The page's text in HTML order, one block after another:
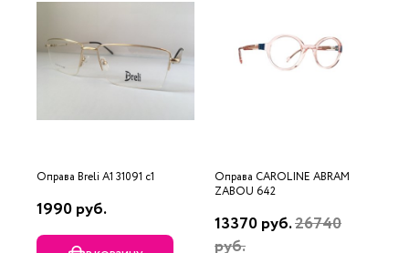
Оправа Breli A1 31091 c1
1990 руб.
Оправа CAROLINE ABRAM
ZABOU 642
13370 руб.26740
руб.